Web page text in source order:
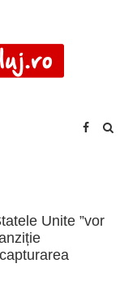
Unite ”vor